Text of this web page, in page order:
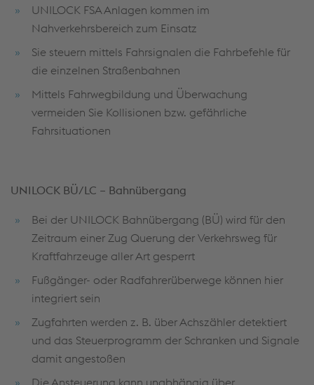
UNILOCK FSA Anlagen kommen im
Nahverkehrsbereich zum Einsatz
Sie steuern mittels Fahrsignalen die Fahrbefehle für
die einzelnen Straßenbahnen
Mittels Fahrwegbildung und Überwachung
vermeiden Sie Kollisionen bzw. gefährliche
Fahrsituationen
UNILOCK BÜ/LC – Bahnübergang
Bei der UNILOCK Bahnübergang (BÜ) wird für den
Zeitraum einer Zug Querung der Verkehrsweg für
Kraftfahrzeuge aller Art gesperrt
Fußgänger- oder Radfahrerüberwege können hier
integriert sein
Zugfahrten werden z. B. über Achszähler detektiert
und das Steuerprogramm der Schranken und Signale
damit angestoßen
Die Ansteuerung kann unabhängig über